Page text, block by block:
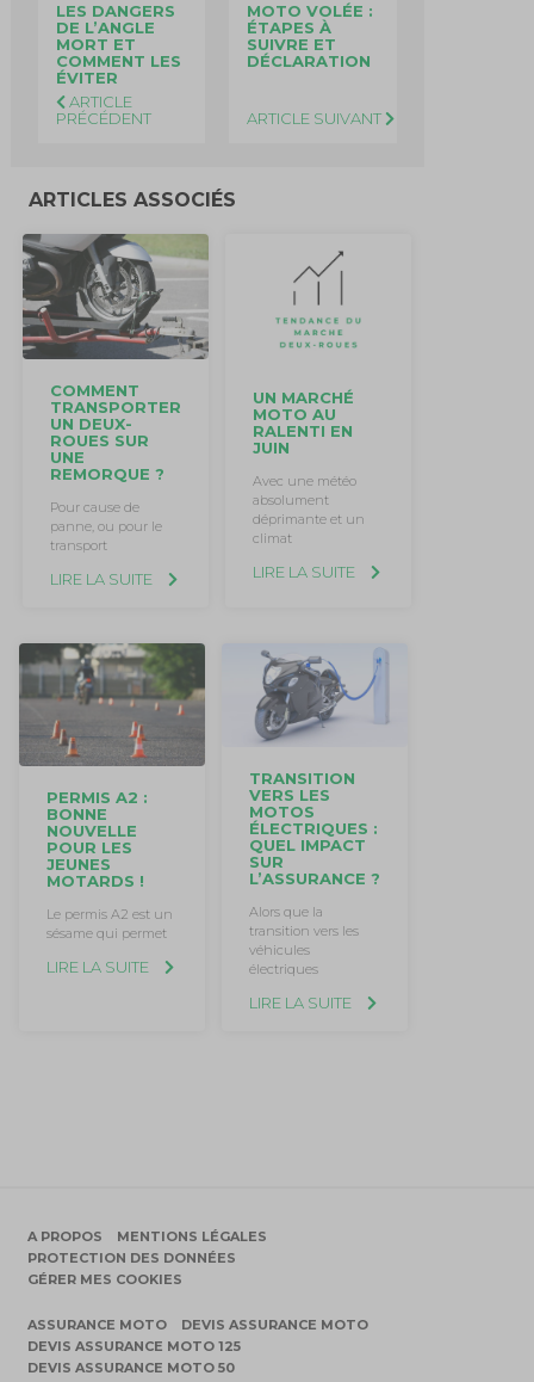
LES DANGERS
DE L’ANGLE
MORT ET
COMMENT LES
ÉVITER
ARTICLE
PRÉCÉDENT
MOTO VOLÉE :
ÉTAPES À
SUIVRE ET
DÉCLARATION
ARTICLE SUIVANT
ARTICLES ASSOCIÉS
COMMENT
TRANSPORTER
UN DEUX-
ROUES SUR
UNE
REMORQUE ?
Pour cause de
panne, ou pour le
transport
LIRE LA SUITE
UN MARCHÉ
MOTO AU
RALENTI EN
JUIN
Avec une météo
absolument
déprimante et un
climat
LIRE LA SUITE
PERMIS A2 :
BONNE
NOUVELLE
POUR LES
JEUNES
MOTARDS !
Le permis A2 est un
sésame qui permet
LIRE LA SUITE
TRANSITION
VERS LES
MOTOS
ÉLECTRIQUES :
QUEL IMPACT
SUR
L’ASSURANCE ?
Alors que la
transition vers les
véhicules
électriques
LIRE LA SUITE
A PROPOS
MENTIONS LÉGALES
PROTECTION DES DONNÉES
GÉRER MES COOKIES
ASSURANCE MOTO
DEVIS ASSURANCE MOTO
DEVIS ASSURANCE MOTO 125
DEVIS ASSURANCE MOTO 50